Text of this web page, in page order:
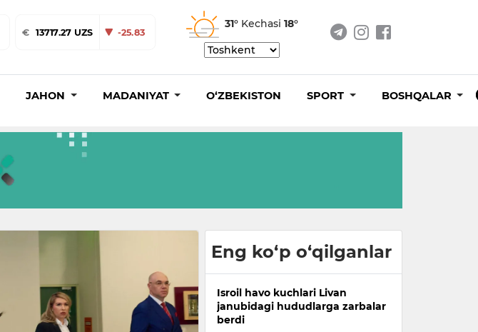
€ 13717.27 UZS -25.83
31° Kechasi 18°
JAHON MADANIYAT O‘ZBEKISTON SPORT BOSHQALAR
Eng ko‘p o‘qilganlar
Isroil havo kuchlari Livan
janubidagi hududlarga zarbalar
berdi